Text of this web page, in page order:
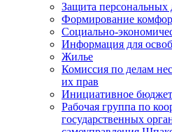
Защита персональных
Формирование
Социально-
Информация для
Жилье
Комиссия по делам
их прав
Инициативное
Рабочая группа по
государственных